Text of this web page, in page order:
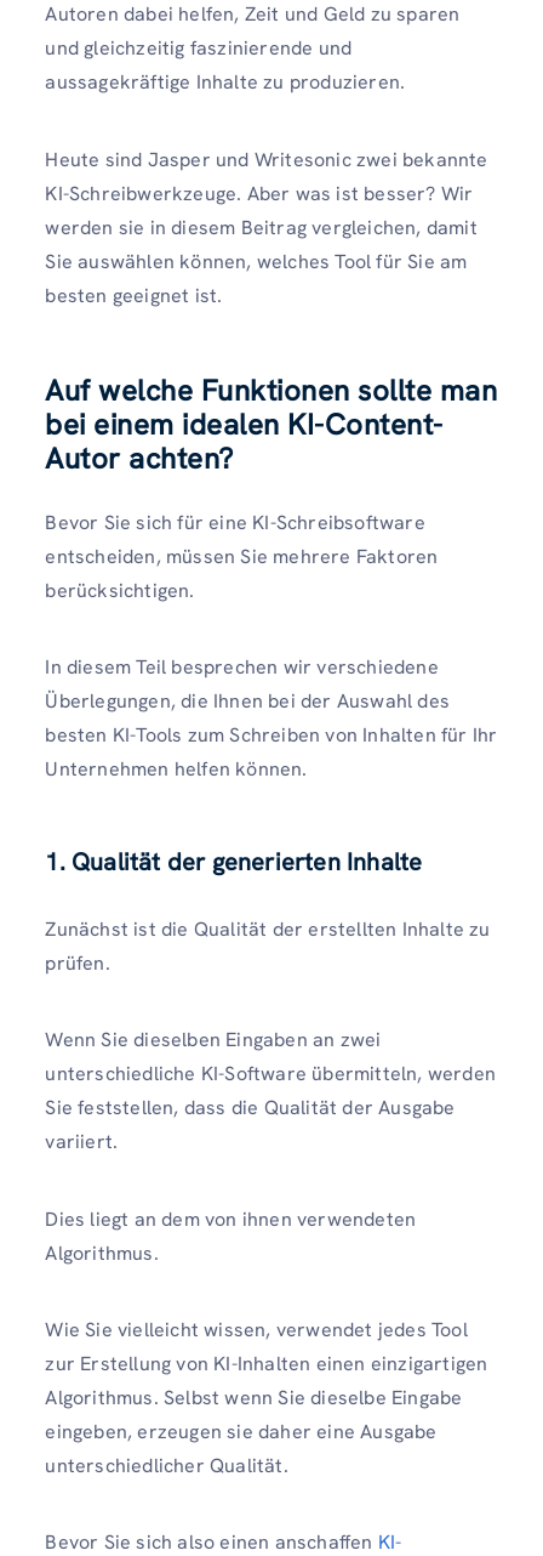
Autoren dabei helfen, Zeit und Geld zu sparen
und gleichzeitig faszinierende und
aussagekräftige Inhalte zu produzieren.
Heute sind Jasper und Writesonic zwei bekannte
KI-Schreibwerkzeuge. Aber was ist besser? Wir
werden sie in diesem Beitrag vergleichen, damit
Sie auswählen können, welches Tool für Sie am
besten geeignet ist.
Auf welche Funktionen sollte man
bei einem idealen KI-Content-
Autor achten?
Bevor Sie sich für eine KI-Schreibsoftware
entscheiden, müssen Sie mehrere Faktoren
berücksichtigen.
In diesem Teil besprechen wir verschiedene
Überlegungen, die Ihnen bei der Auswahl des
besten KI-Tools zum Schreiben von Inhalten für Ihr
Unternehmen helfen können.
1. Qualität der generierten Inhalte
Zunächst ist die Qualität der erstellten Inhalte zu
prüfen.
Wenn Sie dieselben Eingaben an zwei
unterschiedliche KI-Software übermitteln, werden
Sie feststellen, dass die Qualität der Ausgabe
variiert.
Dies liegt an dem von ihnen verwendeten
Algorithmus.
Wie Sie vielleicht wissen, verwendet jedes Tool
zur Erstellung von KI-Inhalten einen einzigartigen
Algorithmus. Selbst wenn Sie dieselbe Eingabe
eingeben, erzeugen sie daher eine Ausgabe
unterschiedlicher Qualität.
Bevor Sie sich also einen anschaffen KI-